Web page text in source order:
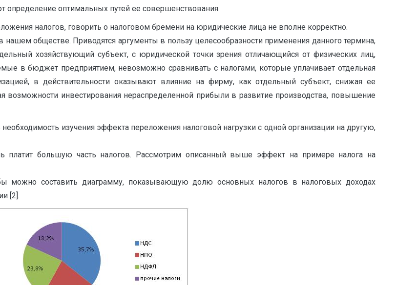
оптимальных путей ее совершенствования.
налогов, говорить о налоговом бремени на юридические лица не вполне корректно.
нашем обществе. Приводятся аргументы в пользу целесообразности применения данного термина,
хозяйствующий субъект, с юридической точки зрения отличающийся от физических лиц,
в бюджет предприятием, невозможно сравнивать с налогами, которые уплачивает отдельная
в действительности оказывают влияние на фирму, как отдельный субъект, снижая ее
возможности инвестирования нераспределенной прибыли в развитие производства, повышение
необходимость изучения эффекта переложения налоговой нагрузки с одной организации на другую,
платит большую часть налогов. Рассмотрим описанный выше эффект на примере налога на
можно составить диаграмму, показывающую долю основных налогов в налоговых доходах
[2].